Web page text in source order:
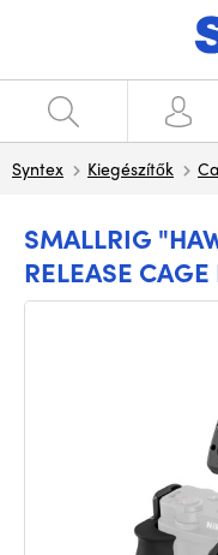
Syntex Kiegészítők
SMALLRIG
RELEASE